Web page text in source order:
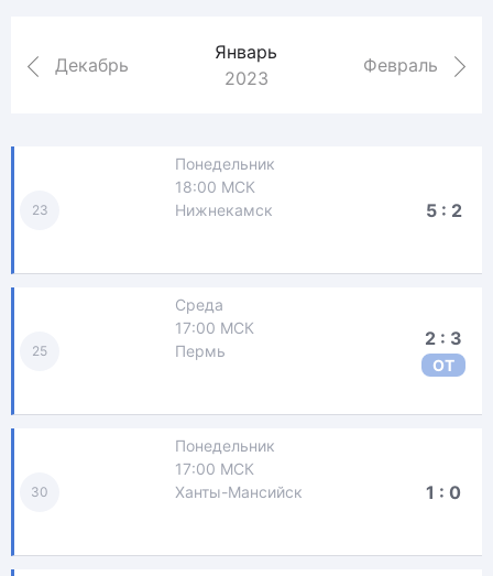
Декабрь
Январь
2023
Февраль
23
Понедельник
18:00 МСК
Нижнекамск
5 : 2
25
Среда
17:00 МСК
Пермь
2 : 3
ОТ
30
Понедельник
17:00 МСК
Ханты-Мансийск
1 : 0